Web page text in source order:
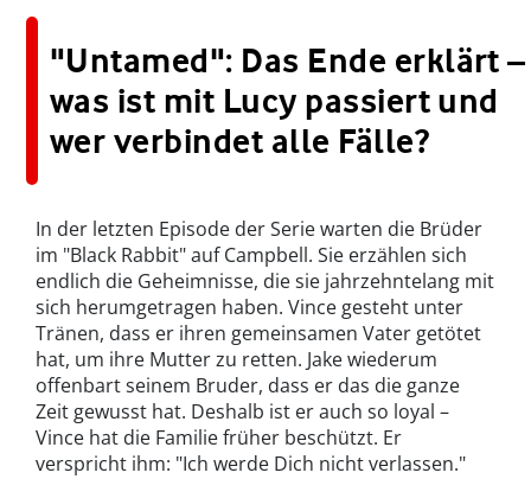
"Untamed": Das Ende erklärt –
was ist mit Lucy passiert und
wer verbindet alle Fälle?
In der letzten Episode der Serie warten die Brüder
im "Black Rabbit" auf Campbell. Sie erzählen sich
endlich die Geheimnisse, die sie jahrzehntelang mit
sich herumgetragen haben. Vince gesteht unter
Tränen, dass er ihren gemeinsamen Vater getötet
hat, um ihre Mutter zu retten. Jake wiederum
offenbart seinem Bruder, dass er das die ganze
Zeit gewusst hat. Deshalb ist er auch so loyal –
Vince hat die Familie früher beschützt. Er
verspricht ihm: "Ich werde Dich nicht verlassen."